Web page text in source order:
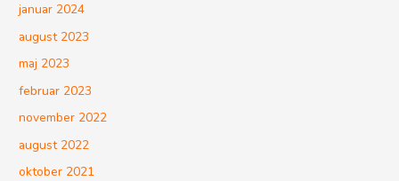
januar 2024
august 2023
maj 2023
februar 2023
november 2022
august 2022
oktober 2021